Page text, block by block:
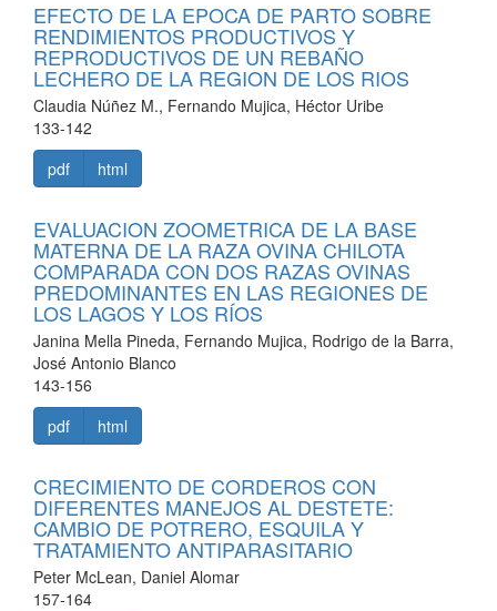
EFECTO DE LA EPOCA DE PARTO SOBRE
RENDIMIENTOS PRODUCTIVOS Y
REPRODUCTIVOS DE UN REBAÑO
LECHERO DE LA REGION DE LOS RIOS
Claudia Núñez M., Fernando Mujica, Héctor Uribe
133-142
pdf
html
EVALUACION ZOOMETRICA DE LA BASE
MATERNA DE LA RAZA OVINA CHILOTA
COMPARADA CON DOS RAZAS OVINAS
PREDOMINANTES EN LAS REGIONES DE
LOS LAGOS Y LOS RÍOS
Janina Mella Pineda, Fernando Mujica, Rodrigo de la Barra,
José Antonio Blanco
143-156
pdf
html
CRECIMIENTO DE CORDEROS CON
DIFERENTES MANEJOS AL DESTETE:
CAMBIO DE POTRERO, ESQUILA Y
TRATAMIENTO ANTIPARASITARIO
Peter McLean, Daniel Alomar
157-164